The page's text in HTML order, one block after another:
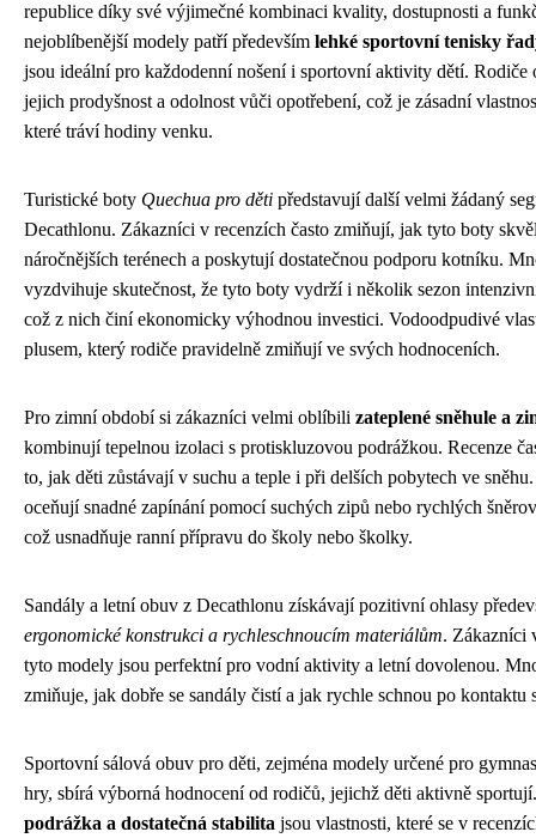
republice díky své výjimečné kombinaci kvality, dostupnosti a
nejoblíbenější modely patří především lehké sportovní tenisky
jsou ideální pro každodenní nošení i sportovní aktivity dětí. Rodiče
jejich prodyšnost a odolnost vůči opotřebení, což je zásadní
které tráví hodiny venku.
Turistické boty Quechua pro děti představují další velmi žádaný
Decathlonu. Zákazníci v recenzích často zmiňují, jak tyto boty
náročnějších terénech a poskytují dostatečnou podporu kotníku.
vyzdvihuje skutečnost, že tyto boty vydrží i několik sezon
což z nich činí ekonomicky výhodnou investici. Vodoodpudivé
plusem, který rodiče pravidelně zmiňují ve svých hodnoceních.
Pro zimní období si zákazníci velmi oblíbili zateplené sněhule a
kombinují tepelnou izolaci s protiskluzovou podrážkou. Recenze
to, jak děti zůstávají v suchu a teple i při delších pobytech ve
oceňují snadné zapínání pomocí suchých zipů nebo rychlých
což usnadňuje ranní přípravu do školy nebo školky.
Sandály a letní obuv z Decathlonu získávají pozitivní ohlasy
ergonomické konstrukci a rychleschnoucím materiálům. Zákazníci
tyto modely jsou perfektní pro vodní aktivity a letní dovolenou.
zmiňuje, jak dobře se sandály čistí a jak rychle schnou po kontaktu
Sportovní sálová obuv pro děti, zejména modely určené pro
hry, sbírá výborná hodnocení od rodičů, jejichž děti aktivně
podrážka a dostatečná stabilita jsou vlastnosti, které se v